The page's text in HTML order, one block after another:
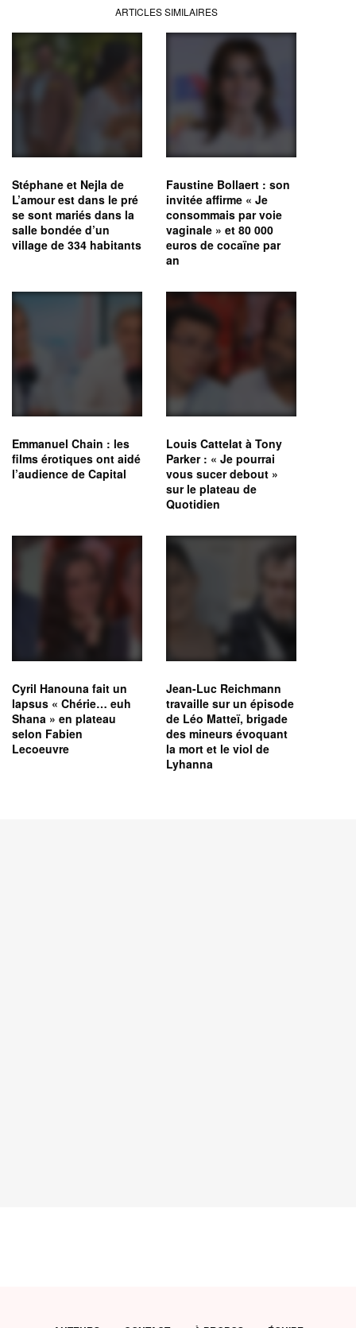
ARTICLES SIMILAIRES
Stéphane et Nejla de
L’amour est dans le pré
se sont mariés dans la
salle bondée d’un
village de 334 habitants
Faustine Bollaert : son
invitée affirme « Je
consommais par voie
vaginale » et 80 000
euros de cocaïne par
an
Emmanuel Chain : les
films érotiques ont aidé
l’audience de Capital
Louis Cattelat à Tony
Parker : « Je pourrai
vous sucer debout »
sur le plateau de
Quotidien
Cyril Hanouna fait un
lapsus « Chérie… euh
Shana » en plateau
selon Fabien
Lecoeuvre
Jean-Luc Reichmann
travaille sur un épisode
de Léo Matteï, brigade
des mineurs évoquant
la mort et le viol de
Lyhanna